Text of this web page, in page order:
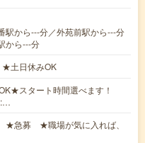
駅から---分／外苑前駅から---分
から---分
土日休みOK
スタート時間選べます！
★急募 ★職場が気に入れば、